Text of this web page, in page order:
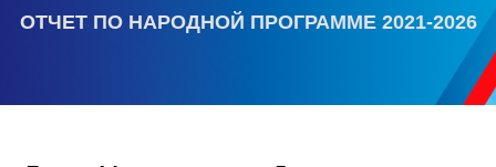
ОТЧЕТ ПО НАРОДНОЙ ПРОГРАММЕ 2021-2026